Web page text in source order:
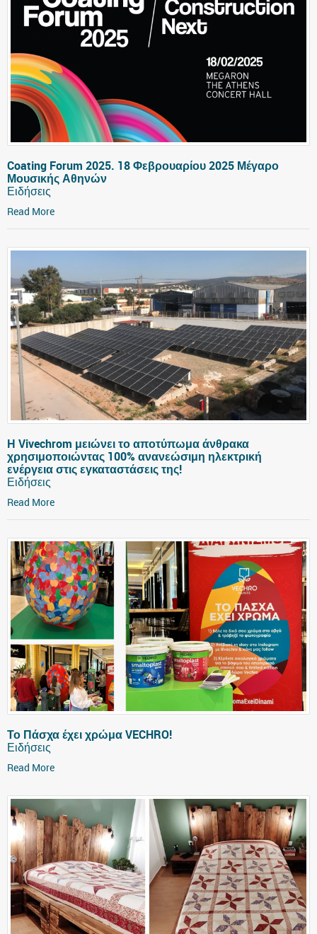
Coating Forum 2025. 18 Φεβρουαρίου 2025 Μέγαρο
Μουσικής Αθηνών
Ειδήσεις
Read More
Η Vivechrom μειώνει το αποτύπωμα άνθρακα
χρησιμοποιώντας 100% ανανεώσιμη ηλεκτρική
ενέργεια στις εγκαταστάσεις της!
Ειδήσεις
Read More
Το Πάσχα έχει χρώμα VECHRO!
Ειδήσεις
Read More